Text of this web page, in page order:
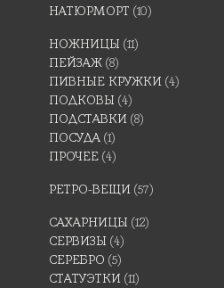
НАТЮРМОРТ (10)
НОЖНИЦЫ (11)
ПЕЙЗАЖ (8)
ПИВНЫЕ КРУЖКИ (4)
ПОДКОВЫ (4)
ПОДСТАВКИ (8)
ПОСУДА (1)
ПРОЧЕЕ (4)
РЕТРО-ВЕЩИ (57)
САХАРНИЦЫ (12)
СЕРВИЗЫ (4)
СЕРЕБРО (5)
СТАТУЭТКИ (11)